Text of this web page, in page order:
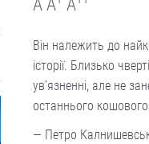
A A A
Він належить до
історії. Близько
ув’язненні, але не
останнього
— Петро